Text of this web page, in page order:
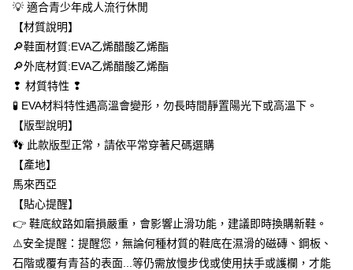
結帳頁面，進行簡訊認證並確認金額後，即可完成結帳。
２．訂單成立數日內，您將收到繳費通知簡訊。
ATM／網路銀行／等多元方式進行付款，方視為交易完成。
※ 請注意：結帳手續完成當下不需立刻繳費，但若您需要取消訂單，請聯絡
購買商品的店家。未經商家同意取消之訂單仍視為有效，需透過AFTEE先享
後付繳納相關費用。
※ 交易是否成功請以「AFTEE先享後付 」之結帳頁面顯示為準，若有關於
是否繳費成功／繳費後需取消欲退款等相關疑問，請聯繫「AFTEE先享後付
【注意事項】
１．透過由恩沛科技股份有限公司提供之「AFTEE先享後付」服務完成之交
易，需依本服務之必要範圍內提供個人資料，並將交易相關給付款項請求債
權轉讓予恩沛科技股份有限公司。
２．關於個人資料處理事宜，請瀏覽以下網址：
３．未成年的使用者請事先徵得法定代理人或監護人之同意方可使用
「AFTEE先享後付」，若未經同意申辦者引起之損失，本公司不負相關責
付款後全家取貨
每筆NT$60，滿NT$699(含以上)免運費
每筆NT$50，滿NT$699(含以上)免運費
付款後萊爾富取貨
每筆NT$50，滿NT$699(含以上)免運費
7-11取貨付款
每筆NT$60，滿NT$699(含以上)免運費
付款後7-11取貨
每筆NT$60，滿NT$699(含以上)免運費
宅配
💡 適合青少年成人流行休閒
【材質說明】
🔎鞋面材質:EVA乙烯醋酸乙烯酯
🔎外底材質:EVA乙烯醋酸乙烯酯
❢ 材質特性 ❢
🧪 EVA材料特性遇高溫會變形，勿長時間靜置陽光下或高溫下。
【版型說明】
👣 此款版型正常，請依平常穿著尺碼選購
【產地】
馬來西亞
【貼心提醒】
👉 鞋底紋路如磨損嚴重，會影響止滑功能，建議即時換購新鞋。
⚠️安全提醒：提醒您，無論何種材質的鞋底在濕滑的磁磚、鋼板、
石階或覆有青苔的表面...等仍需放慢步伐或使用扶手或護欄，才能